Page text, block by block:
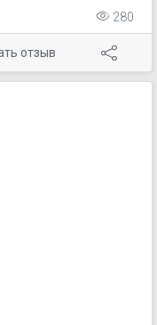
отрубевидный
с зудом или
прохода.
280
отзыв